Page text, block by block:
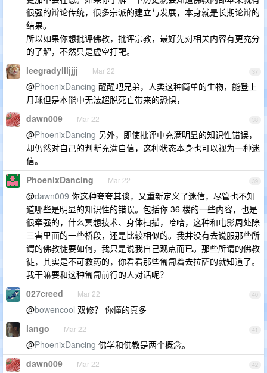
很强的辩论传统，很多宗派的建立与发展，本身就是长期论辩的
结果。
所以如果你想批评佛教，批评宗教，最好先对相关内容有更充分
的了解，不然只是虚空打靶。
37
leegradyllljjjj Mar 22
@PhoenixDancing 醒醒吧兄弟，人类这种简单的生物，能登上
月球但是本能中无法超脱死亡带来的恐惧，
38
dawn009 Mar 22
@PhoenixDancing 另外，即使批评中充满明显的知识性错误，
却仍然对自己的判断充满自信，这种状态本身也可以视为一种迷
信。
39
PhoenixDancing Mar 22
@dawn009 你这种夸夸其谈，又重新定义了迷信，尽管也不知
道哪些是明显的知识性的错误。包括你 36 楼的一些内容，也是
很牵强的，什么冥想技术、身体扫描，哈哈，这种和电影周处除
三害里面的一些桥段，还是比较相似的。我并没有去说服那些所
谓的佛教徒要如何，我只是说我自己观点而已。那些所谓的佛教
徒，其实是不可救药的，你看看那些匍匐着去拉萨的就知道了。
我干嘛要和这种匍匐前行的人对话呢？
40
027creed Mar 22
@bowencool 双修？ 你懂的真多
41
iango Mar 22
@PhoenixDancing 佛学和佛教是两个概念。
42
dawn009 Mar 22